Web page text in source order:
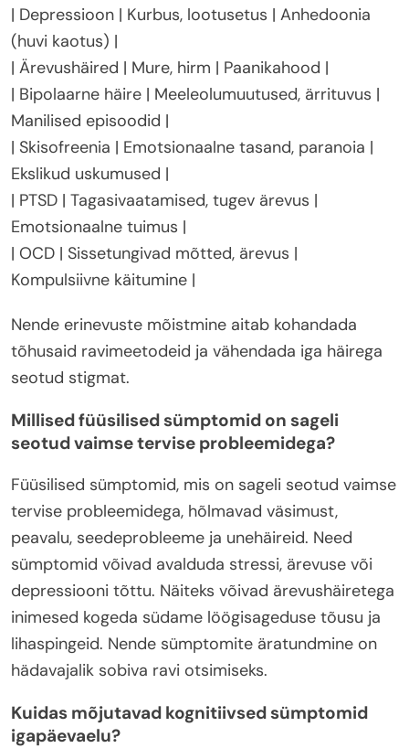
| Depressioon | Kurbus, lootusetus | Anhedoonia
(huvi kaotus) |
| Ärevushäired | Mure, hirm | Paanikahood |
| Bipolaarne häire | Meeleolumuutused, ärrituvus |
Manilised episoodid |
| Skisofreenia | Emotsionaalne tasand, paranoia |
Ekslikud uskumused |
| PTSD | Tagasivaatamised, tugev ärevus |
Emotsionaalne tuimus |
| OCD | Sissetungivad mõtted, ärevus |
Kompulsiivne käitumine |
Nende erinevuste mõistmine aitab kohandada
tõhusaid ravimeetodeid ja vähendada iga häirega
seotud stigmat.
Millised füüsilised sümptomid on sageli
seotud vaimse tervise probleemidega?
Füüsilised sümptomid, mis on sageli seotud vaimse
tervise probleemidega, hõlmavad väsimust,
peavalu, seedeprobleeme ja unehäireid. Need
sümptomid võivad avalduda stressi, ärevuse või
depressiooni tõttu. Näiteks võivad ärevushäiretega
inimesed kogeda südame löögisageduse tõusu ja
lihaspingeid. Nende sümptomite äratundmine on
hädavajalik sobiva ravi otsimiseks.
Kuidas mõjutavad kognitiivsed sümptomid
igapäevaelu?